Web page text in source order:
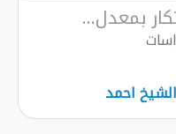
بمعدل...
احمد